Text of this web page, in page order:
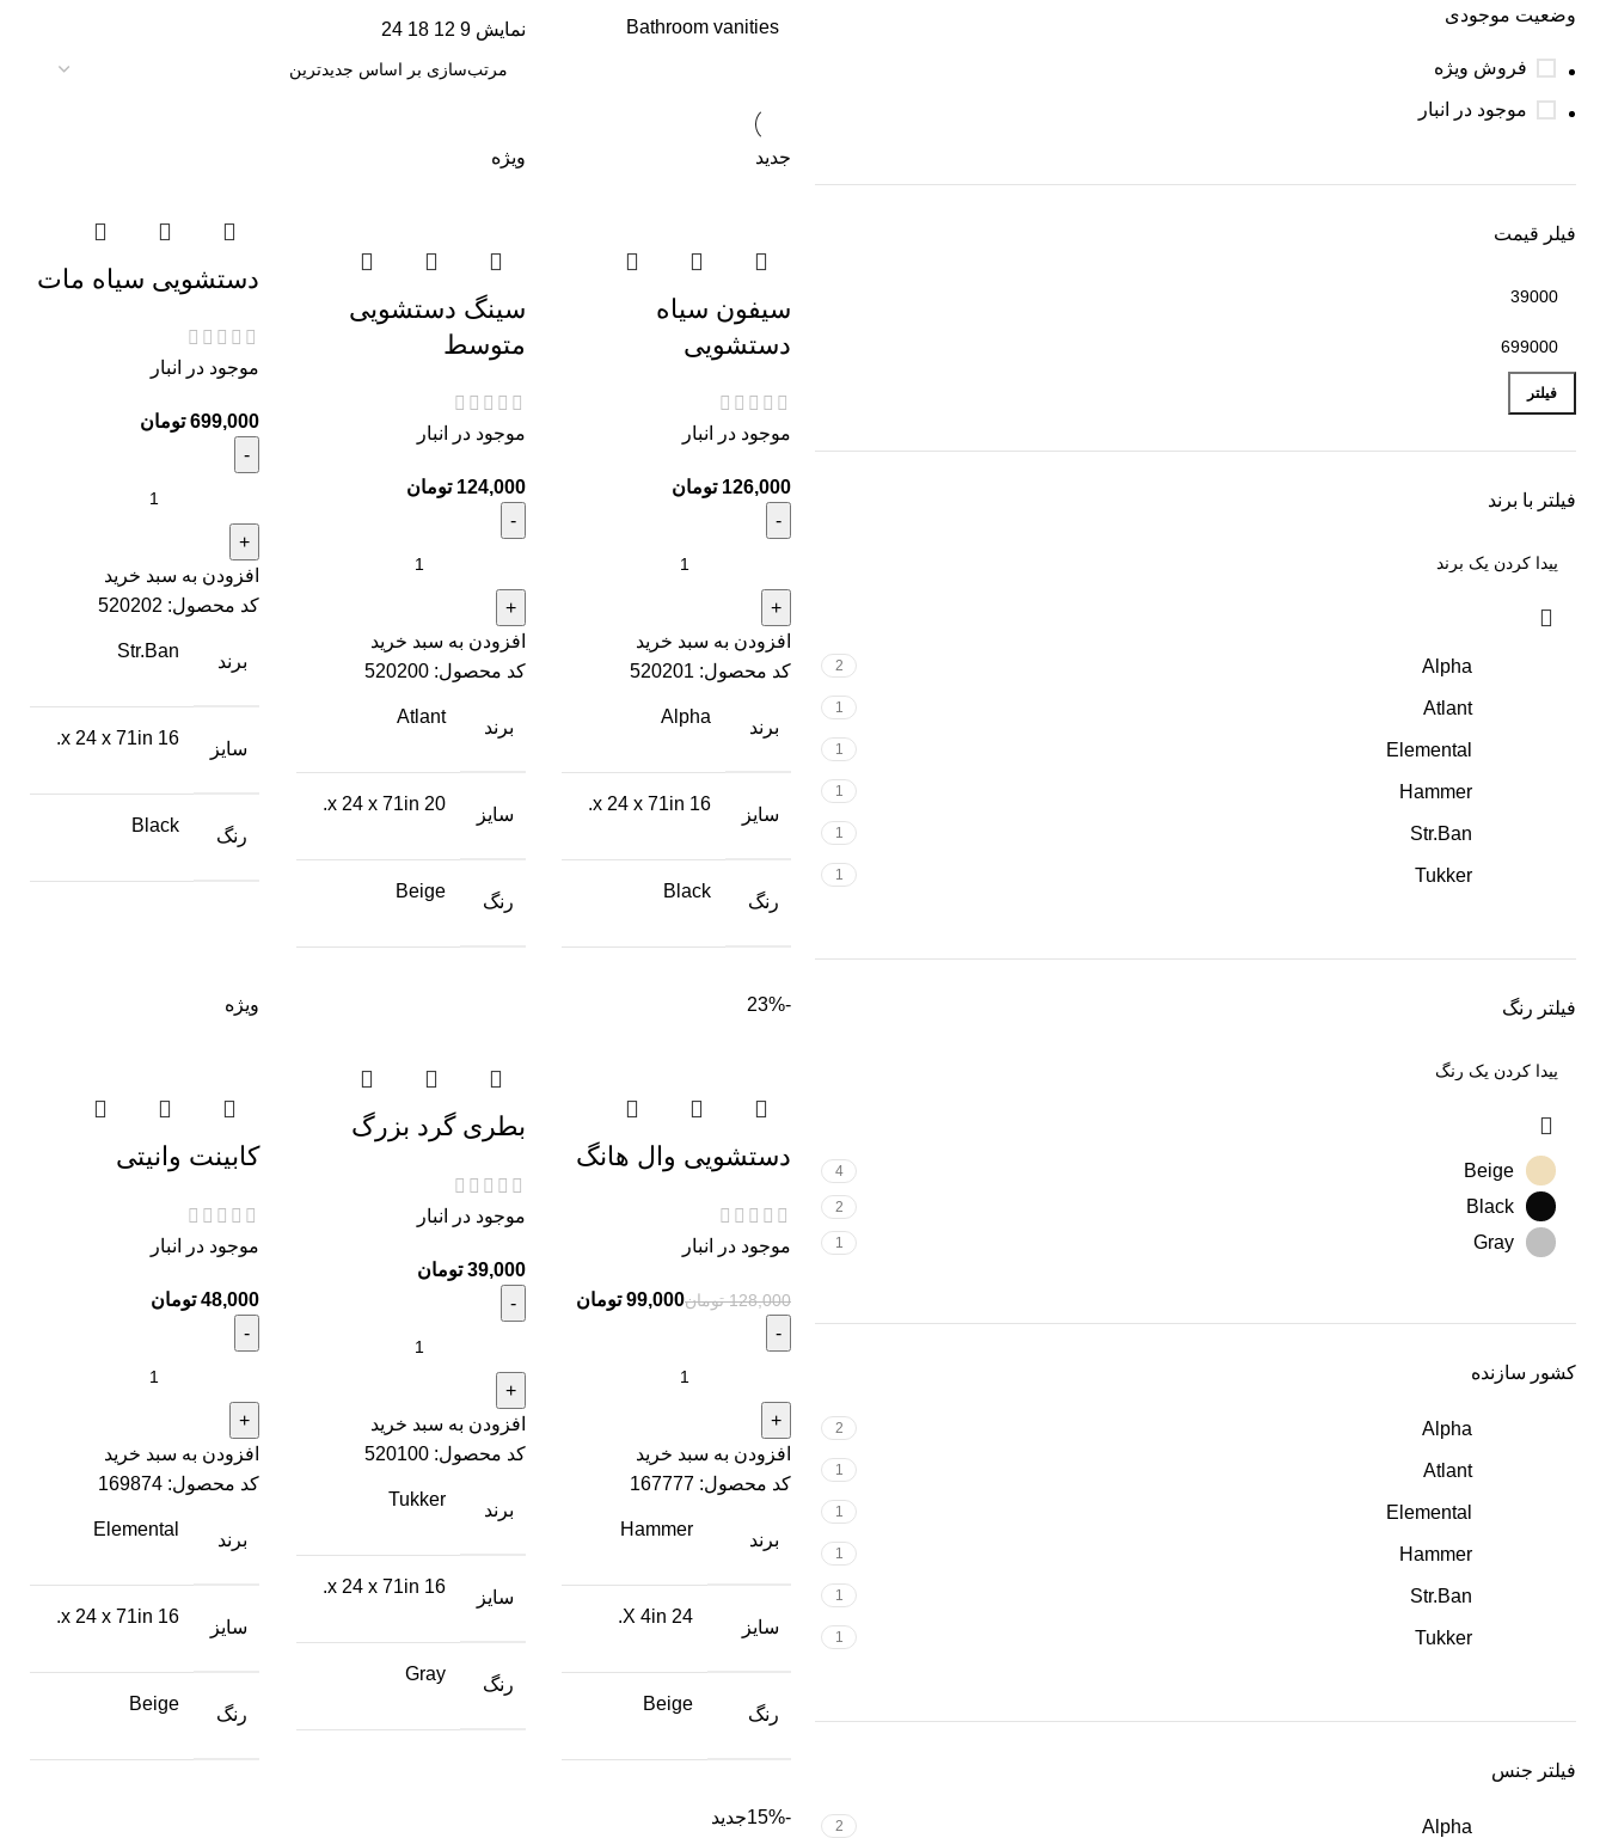
496,000
وضعیت موجودی
فروش ویژه
موجود در انبار
فیلر قیمت
فیلتر
فیلتر با برند
Alpha
2
Atlant
1
Elemental
1
Hammer
1
Str.Ban
1
Tukker
1
فیلتر رنگ
Beige
4
Black
2
Gray
1
کشور سازنده
Alpha
2
Atlant
1
Elemental
1
Hammer
1
Str.Ban
1
Tukker
1
فیلتر جنس
Alpha
2
Bathroom vanities نمایش9
12
18
24
جدید
سیفون سیاه
دستشویی
موجود در انبار
تومان
افزودن به سبد خرید
کد محصول: 520201
برند
Alpha
سایز
16 x 24 x 71in.
رنگ
Black
ویژه
سینگ دستشویی
متوسط
موجود در انبار
تومان
افزودن به سبد خرید
کد محصول:520200
برند
Atlant
سایز
20 x 24 x 71in.
رنگ
Beige
دستشویی سیاه مات
موجود در انبار
تومان
افزودن به سبد خرید
کد محصول: 520202
برند
Str.Ban
سایز
16 x 24 x 71in.
رنگ
Black
-23%
دستشویی وال هانگ
موجود در انبار
128,000 تومان99,000 تومان
افزودن به سبد خرید
کد محصول: 167777
برند
Hammer
سایز
24 X 4in.
رنگ
Beige
بطری گرد بزرگ
موجود در انبار
تومان
افزودن به سبد خرید
کد محصول:520100
برند
Tukker
سایز
16 x 24 x 71in.
رنگ
Gray
ویژه
کابینت وانیتی
موجود در انبار
تومان
افزودن به سبد خرید
کد محصول: 169874
برند
Elemental
سایز
16 x 24 x 71in.
رنگ
Beige
-15% جدید